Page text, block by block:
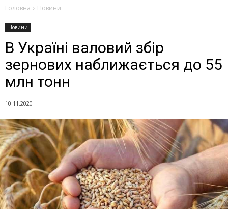
Головна Новини
Новини
В Україні валовий збір
зернових наближається до 55
млн тонн
10.11.2020